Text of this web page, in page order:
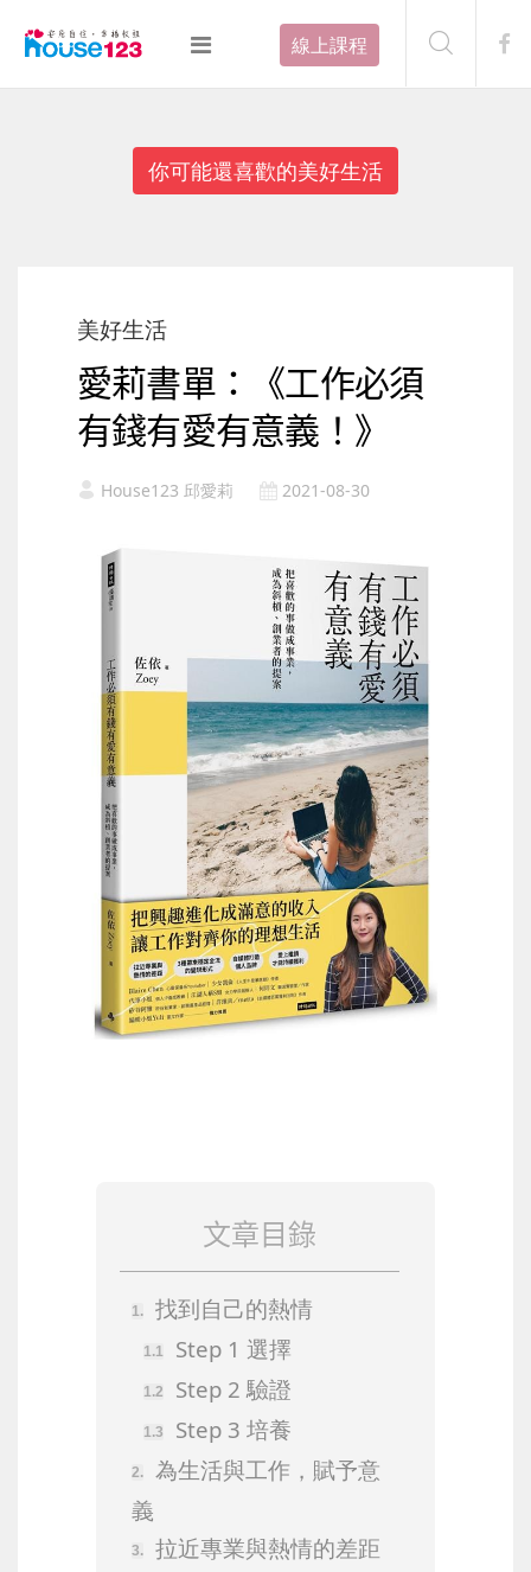
線上課程
你可能還喜歡的美好生活
美好生活
愛莉書單：《工作必須
有錢有愛有意義！》
House123 邱愛莉 2021-08-30
文章目錄
找到自己的熱情
Step 1 選擇
Step 2 驗證
Step 3 培養
為生活與工作，賦予意
義
拉近專業與熱情的差距